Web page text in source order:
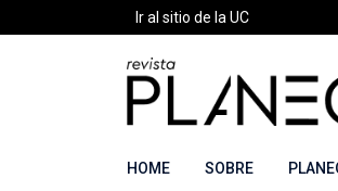
Ir al sitio de la UC
HOME SOBRE